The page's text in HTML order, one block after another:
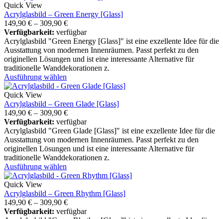
Quick View
Acrylglasbild – Green Energy [Glass]
149,90 € – 309,90 €
Verfügbarkeit: verfügbar
Acrylglasbild "Green Energy [Glass]" ist eine exzellente Idee für die
Ausstattung von modernen Innenräumen. Passt perfekt zu den
originellen Lösungen und ist eine interessante Alternative für
traditionelle Wanddekorationen z.
Ausführung wählen
Quick View
Acrylglasbild – Green Glade [Glass]
149,90 € – 309,90 €
Verfügbarkeit: verfügbar
Acrylglasbild "Green Glade [Glass]" ist eine exzellente Idee für die
Ausstattung von modernen Innenräumen. Passt perfekt zu den
originellen Lösungen und ist eine interessante Alternative für
traditionelle Wanddekorationen z.
Ausführung wählen
Quick View
Acrylglasbild – Green Rhythm [Glass]
149,90 € – 309,90 €
Verfügbarkeit: verfügbar